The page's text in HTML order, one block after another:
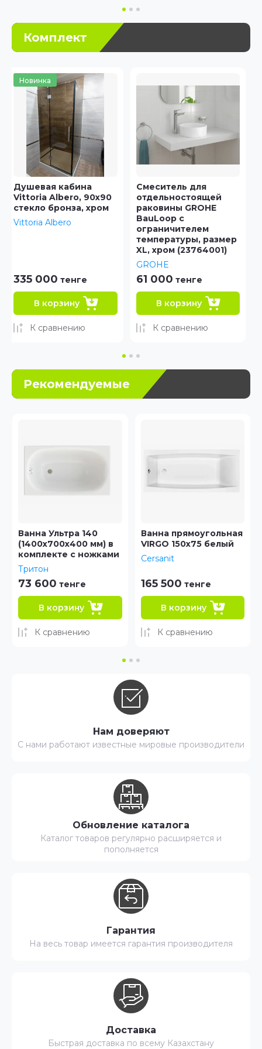
Комплект
Смеситель для
отдельностоящей
раковины GROHE
BauLoop с
61 000 тенге
В корзину
К сравнению
Смеситель для
умывальника,
TORSB00i01 iddis
Iddis
30 000 тенге
В корзину
К сравнению
Рекомендуемые
Ванна прямоугольная
VIRGO 150x75 белый
Cersanit
165 500 тенге
В корзину
К сравнению
Ванна прямоугольная
NIKE 170х70
Cersanit
147 800 тенге
В корзину
К сравнению
Нам доверяют
С нами работают известные мировые производители
Обновление каталога
Каталог товаров регулярно расширяется и
пополняется
Гарантия
На весь товар имеется гарантия производителя
Доставка
Быстрая доставка по всему Казахстану